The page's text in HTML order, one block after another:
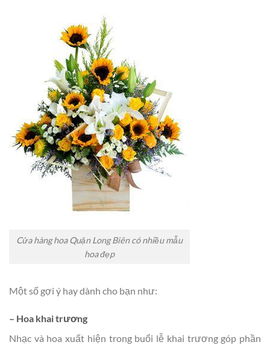
Cửa hàng hoa Quận Long Biên có nhiều mẫu
hoa đẹp
Một số gợi ý hay dành cho bạn như:
– Hoa khai trương
Nhạc và hoa xuất hiện trong buổi lễ khai trương góp phần